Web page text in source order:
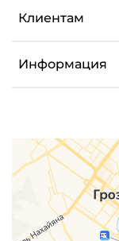
Клиентам
Информация